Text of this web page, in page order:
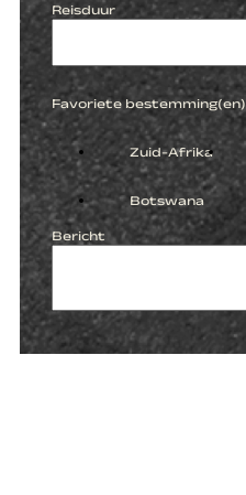
Reisduur
Favoriete bestemming(en)
Zuid-Afrika
Botswana
Bericht